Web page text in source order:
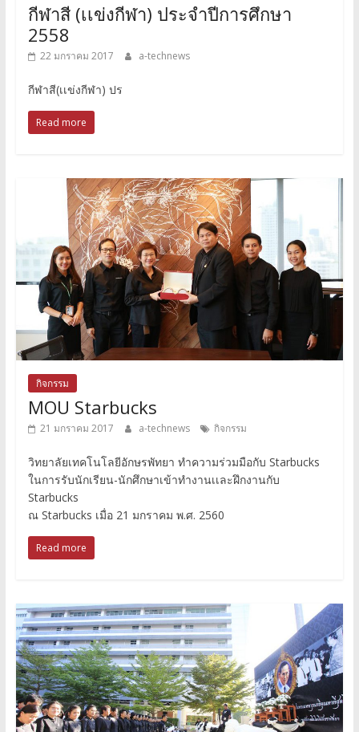
กีฬาสี (เเข่งกีฬา) ประจำปีการศึกษา
2558
22 มกราคม 2017 a-technews
กีฬาสี(เเข่งกีฬา) ปร
Read more
กิจกรรม
MOU Starbucks
21 มกราคม 2017 a-technews กิจกรรม
วิทยาลัยเทคโนโลยีอักษรพัทยา ทำความร่วมมือกับ Starbucks
ในการรับนักเรียน-นักศึกษาเข้าทำงานเเละฝึกงานกับ
Starbucks
ณ Starbucks เมื่อ 21 มกราคม พ.ศ. 2560
Read more